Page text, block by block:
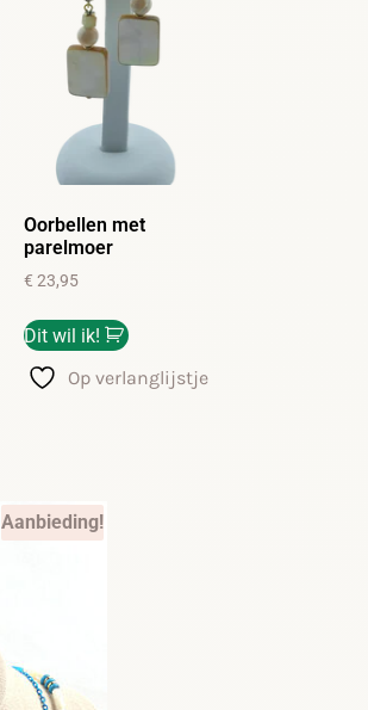
Oorbellen met
parelmoer
€ 23,95
Dit wil ik!
Op verlanglijstje
Aanbieding!